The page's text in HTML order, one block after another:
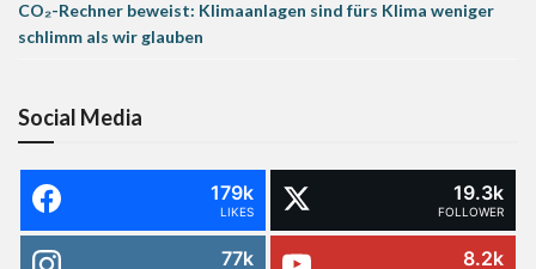
CO₂-Rechner beweist: Klimaanlagen sind fürs Klima weniger
schlimm als wir glauben
Social Media
179k
LIKES
19.3k
FOLLOWER
77k 8.2k